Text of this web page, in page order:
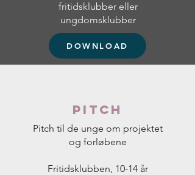
fritidsklubber eller
ungdomsklubber
DOWNLOAD
Pitch
Pitch til de unge om projektet
og forløbene
Fritidsklubben, 10-14 år